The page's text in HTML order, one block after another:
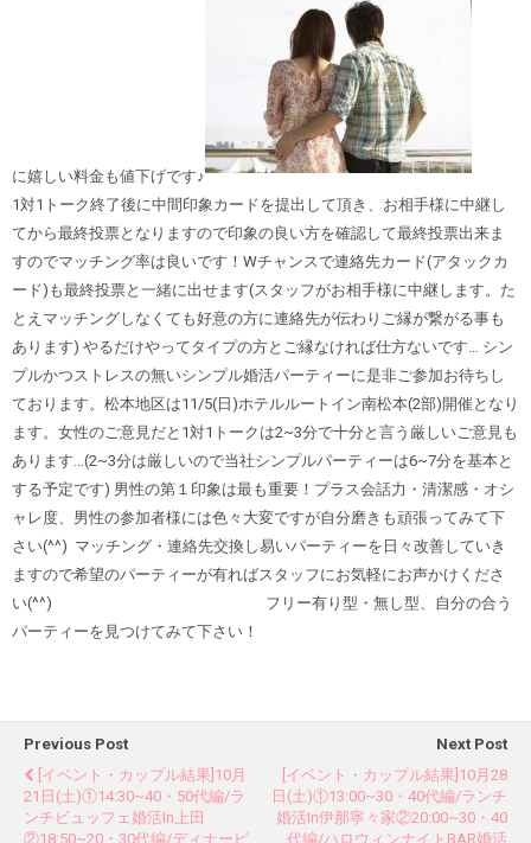
に嬉しい料金も値下げです♪
1対1トーク終了後に中間印象カードを提出して頂き、お相手様に中継し
てから最終投票となりますので印象の良い方を確認して最終投票出来ま
すのでマッチング率は良いです！Wチャンスで連絡先カード(アタックカ
ード)も最終投票と一緒に出せます(スタッフがお相手様に中継します。た
とえマッチングしなくても好意の方に連絡先が伝わりご縁が繋がる事も
あります) やるだけやってタイプの方とご縁なければ仕方ないです… シン
プルかつストレスの無いシンプル婚活パーティーに是非ご参加お待ちし
ております。松本地区は11/5(日)ホテルルートイン南松本(2部)開催となり
ます。女性のご意見だと1対1トークは2~3分で十分と言う厳しいご意見も
あります…(2~3分は厳しいので当社シンプルパーティーは6~7分を基本と
する予定です) 男性の第１印象は最も重要！プラス会話力・清潔感・オシ
ャレ度、男性の参加者様には色々大変ですが自分磨きも頑張ってみて下
さい(^^) マッチング・連絡先交換し易いパーティーを日々改善していき
ますので希望のパーティーが有ればスタッフにお気軽にお声かけくださ
い(^^) フリー有り型・無し型、自分の合う
パーティーを見つけてみて下さい！
Previous Post
[イベント・カップル結果]10月
21日(土)①14:30~40・50代編/ラ
ンチビュッフェ婚活in上田
②18:50~20・30代編/ディナービ
Next Post
[イベント・カップル結果]10月28
日(土)①13:00~30・40代編/ランチ
婚活in伊那寧々家②20:00~30・40
代編/ハロウィンナイトBAR婚活